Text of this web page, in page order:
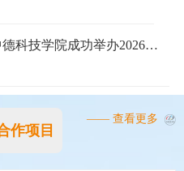
“匠造工科芯，联通中德梦”中德科技学院成功举办2026年校园开放日
作项目
—— 查看更多